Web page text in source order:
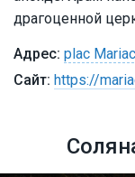
драгоценной
plac
https://